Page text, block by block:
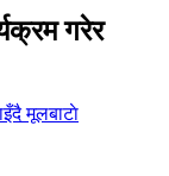
गरेर
मूलबाटाे